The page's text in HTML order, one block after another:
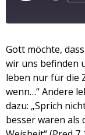
Apple Podcasts
RSS FEED
TEILEN
LINK
EMBED
Gott möchte,
wir uns befinden
leben nur für die
wenn…“ Andere
dazu: „Sprich
besser waren als